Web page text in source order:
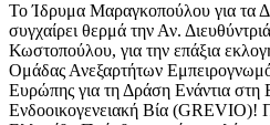
Το Ίδρυμα Μαραγκοπούλου για τα
συγχαίρει θερμά την Αν.
Κωστοπούλου, για την επάξια
Ομάδας Ανεξαρτήτων
Ευρώπης για τη Δράση Ενάντια στη
Ενδοοικογενειακή Βία (GREVIO)!